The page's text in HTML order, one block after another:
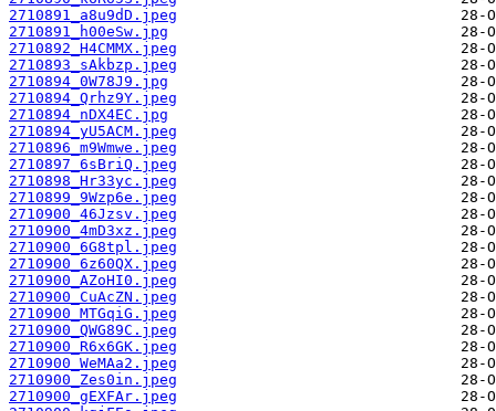
2710891_a8u9dD.jpeg
2710891_h00eSw.jpg
2710892_H4CMMX.jpeg
2710893_sAkbzp.jpeg
2710894_0W78J9.jpg
2710894_Qrhz9Y.jpeg
2710894_nDX4EC.jpg
2710894_yU5ACM.jpeg
2710896_m9Wmwe.jpeg
2710897_6sBriQ.jpeg
2710898_Hr33yc.jpeg
2710899_9Wzp6e.jpeg
2710900_46Jzsv.jpeg
2710900_4mD3xz.jpeg
2710900_6G8tpl.jpeg
2710900_6z60QX.jpeg
2710900_AZoHI0.jpeg
2710900_CuAcZN.jpeg
2710900_MTGqiG.jpeg
2710900_QWG89C.jpeg
2710900_R6x6GK.jpeg
2710900_WeMAa2.jpeg
2710900_Zes0in.jpeg
2710900_gEXFAr.jpeg